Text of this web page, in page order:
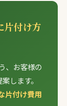
片付け方
、お客様の
します。
片付け費用